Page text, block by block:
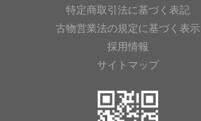
特定商取引法に基づく表記
古物営業法の規定に基づく表示
採用情報
サイトマップ